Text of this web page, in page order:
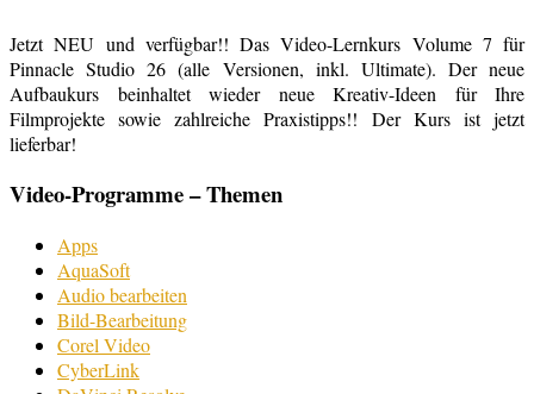
Jetzt NEU und verfügbar!! Das Video-Lernkurs Volume 7 für
Pinnacle Studio 26 (alle Versionen, inkl. Ultimate). Der neue
Aufbaukurs beinhaltet wieder neue Kreativ-Ideen für Ihre
Filmprojekte sowie zahlreiche Praxistipps!! Der Kurs ist jetzt
lieferbar!
Video-Programme – Themen
Apps
AquaSoft
Audio bearbeiten
Bild-Bearbeitung
Corel Video
CyberLink